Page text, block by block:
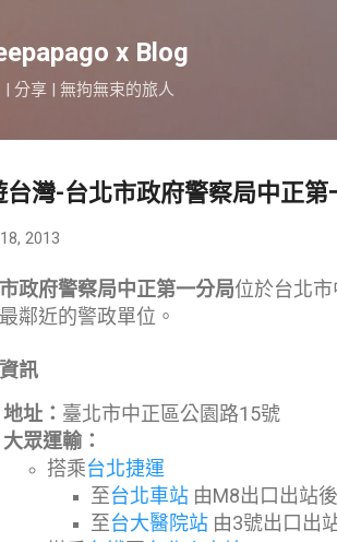
x Blog
| 分享 | 無拘無束的旅人
台灣-台北市政府警察局中正第
2013
政府警察局中正第一分局位於台北
最鄰近的警政單位。
訊
地址： 臺北市中正區公園路15號
大眾運輸：
搭乘台北捷運
至台北車站 由M8出口出站
至台大醫院站 由3號出口出